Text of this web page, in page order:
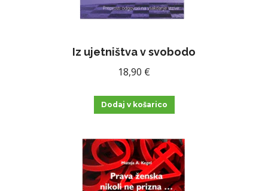
Iz ujetništva v svobodo
18,90 €
Dodaj v košarico